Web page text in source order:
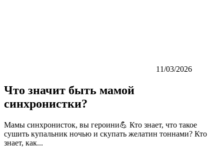
11/03/2026
Что значит быть мамой
синхронистки?
Мамы синхронисток, вы героини💪 Кто знает, что такое
сушить купальник ночью и скупать желатин тоннами? Кто
знает, как...